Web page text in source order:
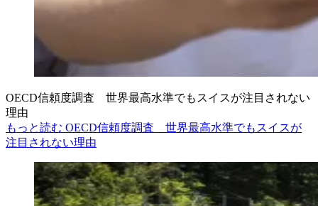
OECD信頼度調査 世界最高水準でもスイスが注目されない
理由
もっと読む OECD信頼度調査 世界最高水準でもスイスが
注目されない理由